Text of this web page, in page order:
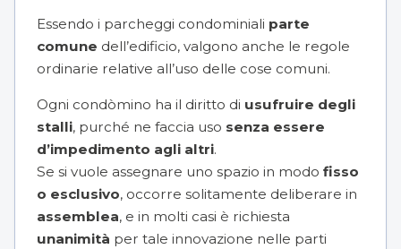
Essendo i parcheggi condominiali parte
comune dell’edificio, valgono anche le regole
ordinarie relative all’uso delle cose comuni.
Ogni condòmino ha il diritto di usufruire degli
stalli, purché ne faccia uso senza essere
d’impedimento agli altri.
Se si vuole assegnare uno spazio in modo fisso
o esclusivo, occorre solitamente deliberare in
assemblea, e in molti casi è richiesta
unanimità per tale innovazione nelle parti